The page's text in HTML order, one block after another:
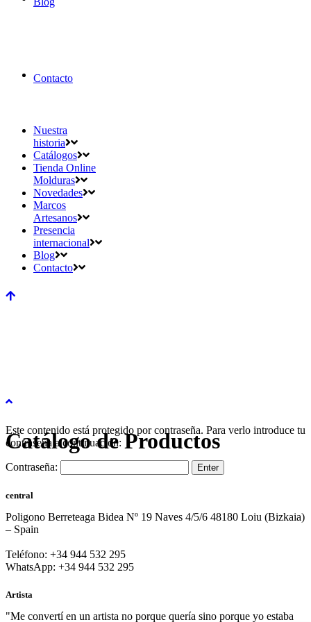
Contacto
Nuestra
historia
Catálogos
Tienda Online
Molduras
Novedades
Marcos
Artesanos
Presencia
internacional
Blog
Contacto
Catálogo de Productos
Este contenido está protegido por contraseña. Para verlo introduce tu
contraseña a continuación:
Contraseña:
central
Poligono Berreteaga Bidea Nº 19 Naves 4/5/6 48180 Loiu (Bizkaia)
– Spain
Teléfono: +34 944 532 295
WhatsApp: +34 944 532 295
Artista
"Me convertí en un artista no porque quería sino porque yo estaba